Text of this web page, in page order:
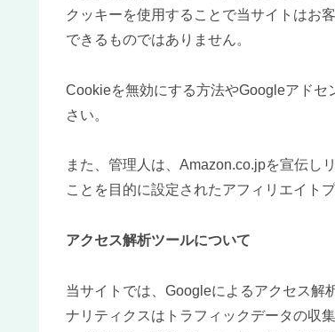
クッキーを使用することで当サイトはお
できるものではありません。
Cookieを無効にする方法やGoogleアドセ
さい。
また、管理人は、Amazon.co.jpを宣伝し
ことを目的に設定されたアフィリエイト
アクセス解析ツールについて
当サイトでは、Googleによるアクセス解
ナリティクスはトラフィックデータの収